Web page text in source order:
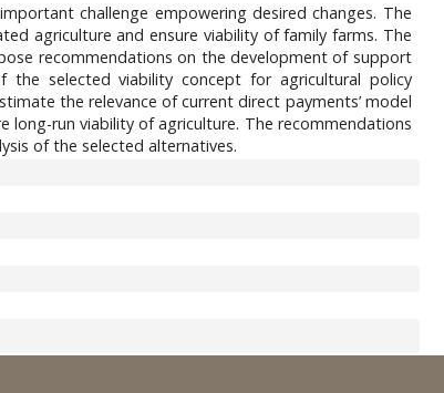
challenge empowering desired changes. The
agriculture and ensure viability of family farms. The
recommendations on the development of support
selected viability concept for agricultural policy
the relevance of current direct payments’ model
run viability of agriculture. The recommendations
of the selected alternatives.